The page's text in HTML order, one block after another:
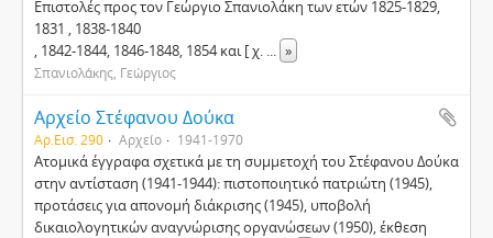
Επιστολές προς τον Γεώργιο Σπανιολάκη των ετών 1825-1829,
1831 , 1838-1840
, 1842-1844, 1846-1848, 1854 και [ χ. ... »
Σπανιολάκης, Γεώργιος
Αρχείο Στέφανου Δούκα
Αρ.Εισ. 290 Αρχείο 1941-1970
Ατομικά έγγραφα σχετικά με τη συμμετοχή του Στέφανου Δούκα
στην αντίσταση (1941-1944): πιστοποιητικό πατριώτη (1945),
προτάσεις για απονομή διάκρισης (1945), υποβολή
δικαιολογητικών αναγνώρισης οργανώσεων (1950), έκθεση